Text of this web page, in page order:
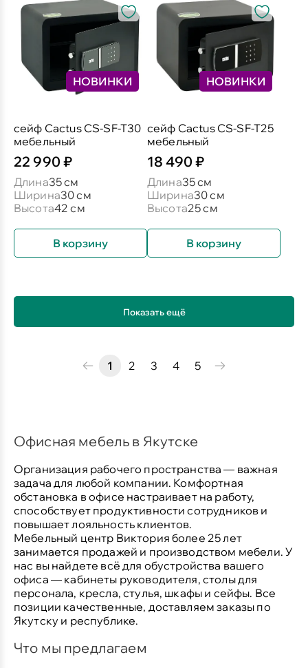
НОВИНКИ
сейф Cactus CS-SF-T30
мебельный
22 990 ₽
Длина35 см
Ширина30 см
Высота42 см
В корзину
НОВИНКИ
сейф Cactus CS-SF-T25
мебельный
18 490 ₽
Длина35 см
Ширина30 см
Высота25 см
В корзину
Показать ещё
1 2 3 4 5
Офисная мебель в Якутске
Организация рабочего пространства — важная
задача для любой компании. Комфортная
обстановка в офисе настраивает на работу,
способствует продуктивности сотрудников и
повышает лояльность клиентов.
Мебельный центр Виктория более 25 лет
занимается продажей и производством мебели. У
нас вы найдете всё для обустройства вашего
офиса — кабинеты руководителя, столы для
персонала, кресла, стулья, шкафы и сейфы. Все
позиции качественные, доставляем заказы по
Якутску и республике.
Что мы предлагаем